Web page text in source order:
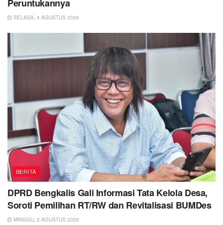
Peruntukannya
SELASA, 4 AGUSTUS 2026
BERITA
DPRD Bengkalis Gali Informasi Tata Kelola Desa,
Soroti Pemilihan RT/RW dan Revitalisasi BUMDes
MINGGU, 2 AGUSTUS 2026